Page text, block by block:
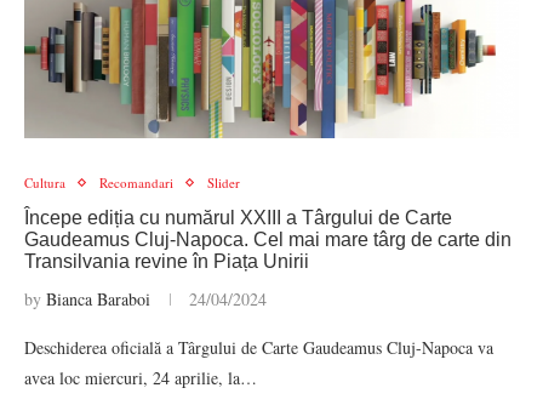
Cultura Recomandari Slider
Începe ediția cu numărul XXIII a Târgului de Carte
Gaudeamus Cluj-Napoca. Cel mai mare târg de carte din
Transilvania revine în Piața Unirii
by Bianca Baraboi 24/04/2024
Deschiderea oficială a Târgului de Carte Gaudeamus Cluj-Napoca va
avea loc miercuri, 24 aprilie, la…